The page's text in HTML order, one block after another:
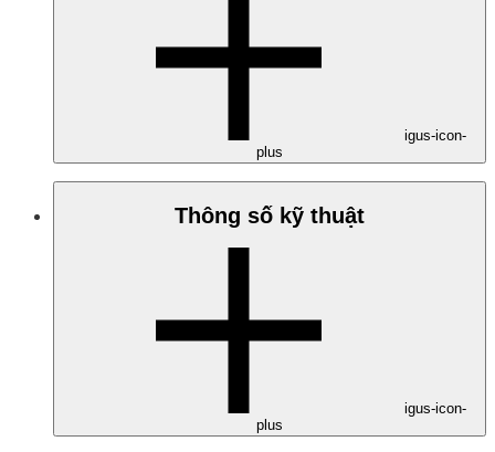
igus-icon-
plus
Thông số kỹ thuật
igus-icon-
plus